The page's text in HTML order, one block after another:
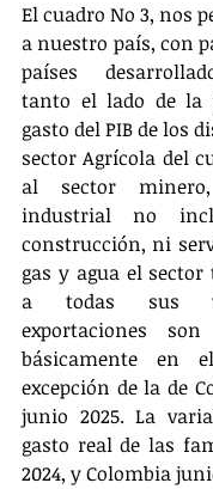
El cuadro No 3, nos
a nuestro país, con
países
tanto el lado de la
gasto del PIB de los
sector Agrícola del
al sector
industrial no
construcción, ni
gas y agua el
a todas sus
exportaciones
básicamente en
excepción de la de
junio 2025. La
gasto real de las
2024, y Colombia